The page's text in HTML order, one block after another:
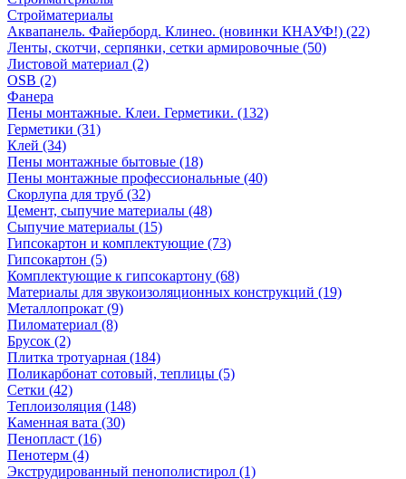
Стройматериалы
Аквапанель. Файерборд. Клинео. (новинки КНАУФ!) (22)
Ленты, скотчи, серпянки, сетки армировочные (50)
Листовой материал (2)
OSB (2)
Фанера
Пены монтажные. Клеи. Герметики. (132)
Герметики (31)
Клей (34)
Пены монтажные бытовые (18)
Пены монтажные профессиональные (40)
Скорлупа для труб (32)
Цемент, сыпучие материалы (48)
Сыпучие материалы (15)
Гипсокартон и комплектующие (73)
Гипсокартон (5)
Комплектующие к гипсокартону (68)
Материалы для звукоизоляционных конструкций (19)
Металлопрокат (9)
Пиломатериал (8)
Брусок (2)
Плитка тротуарная (184)
Поликарбонат сотовый, теплицы (5)
Сетки (42)
Теплоизоляция (148)
Каменная вата (30)
Пенопласт (16)
Пенотерм (4)
Экструдированный пенополистирол (1)